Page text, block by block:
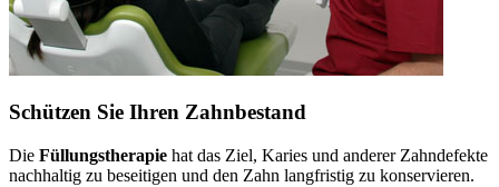
Schützen Sie Ihren Zahnbestand
Die Füllungstherapie hat das Ziel, Karies und anderer Zahndefekte
nachhaltig zu beseitigen und den Zahn langfristig zu konservieren.